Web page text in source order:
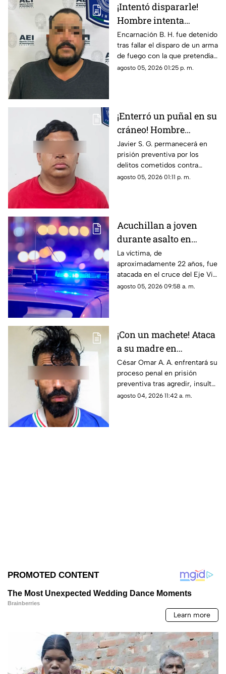
¡Intentó dispararle!
Hombre intenta
asesinar a su esposa y
la asfixia en
Chihuahua
Encarnación B. H. fue detenido
tras fallar el disparo de un arma
de fuego con la que pretendía
privar de la vida a su pareja en
agosto 05, 2026 01:25 p. m.
¡Enterró un puñal en su
cráneo! Hombre
secuestra y tortura
atrozmente a cuatro;
asesinan a uno en
Riberas del Bravo
Javier S. G. permanecerá en
prisión preventiva por los
delitos cometidos contra
cuatro personas en diciembre
agosto 05, 2026 01:11 p. m.
Acuchillan a joven
durante asalto en
estación de transporte
público en Eje Vial
La víctima, de
aproximadamente 22 años, fue
atacada en el cruce del Eje Vial
Juan Gabriel y calzada
agosto 05, 2026 09:58 a. m.
¡Con un machete! Ataca
a su madre en
Chihuahua; la amenazó
por no despertarlo para
ir a trabajar
César Omar A. A. enfrentará su
proceso penal en prisión
preventiva tras agredir, insultar
y amenazar de muerte a su
agosto 04, 2026 11:42 a. m.